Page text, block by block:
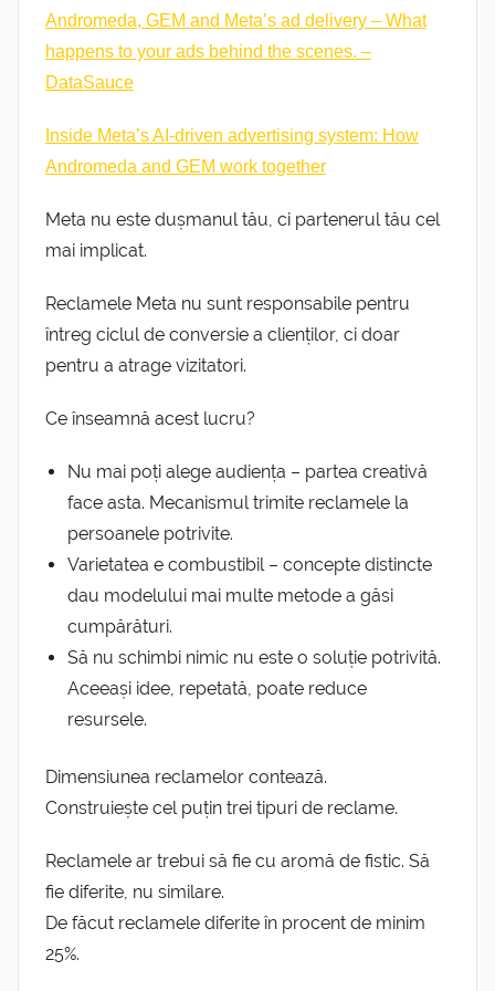
Andromeda, GEM and Meta’s ad delivery – What
happens to your ads behind the scenes. –
DataSauce
Inside Meta’s AI-driven advertising system: How
Andromeda and GEM work together
Meta nu este dușmanul tău, ci partenerul tău cel
mai implicat.
Reclamele Meta nu sunt responsabile pentru
întreg ciclul de conversie a clienților, ci doar
pentru a atrage vizitatori.
Ce înseamnă acest lucru?
Nu mai poți alege audiența – partea creativă
face asta. Mecanismul trimite reclamele la
persoanele potrivite.
Varietatea e combustibil – concepte distincte
dau modelului mai multe metode a găsi
cumpărături.
Să nu schimbi nimic nu este o soluție potrivită.
Aceeași idee, repetată, poate reduce
resursele.
Dimensiunea reclamelor contează.
Construiește cel puțin trei tipuri de reclame.
Reclamele ar trebui să fie cu aromă de fistic. Să
fie diferite, nu similare.
De făcut reclamele diferite în procent de minim
25%.